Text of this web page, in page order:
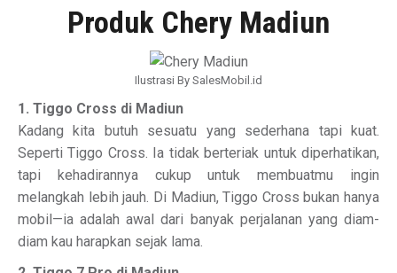
Produk Chery Madiun
Ilustrasi By SalesMobil.id
1. Tiggo Cross di Madiun
Kadang kita butuh sesuatu yang sederhana tapi kuat.
Seperti Tiggo Cross. Ia tidak berteriak untuk diperhatikan,
tapi kehadirannya cukup untuk membuatmu ingin
melangkah lebih jauh. Di Madiun, Tiggo Cross bukan hanya
mobil—ia adalah awal dari banyak perjalanan yang diam-
diam kau harapkan sejak lama.